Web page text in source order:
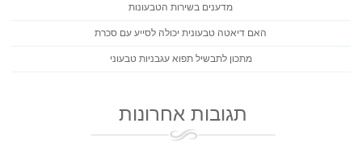
מדענים בשירות הטבעונות
האם דיאטה טבעונית יכולה לסייע עם סכרת
מתכון לתבשיל תפוא עגבניות טבעוני
תגובות אחרונות